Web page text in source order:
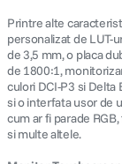
Printre alte
personalizat de LUT-
de 3,5 mm, o placa
de 1800:1,
culori DCI-P3 si Delta
si o interfata usor de
cum ar fi parade
si multe altele.